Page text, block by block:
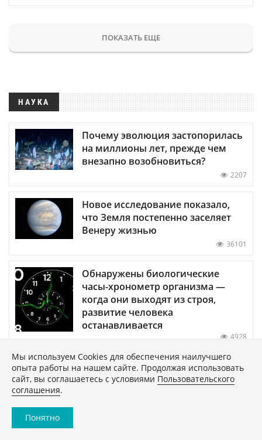
ПОКАЗАТЬ ЕЩЕ
НАУКА
Почему эволюция застопорилась
на миллионы лет, прежде чем
внезапно возобновиться?
2207
Новое исследование показало,
что Земля постепенно заселяет
Венеру жизнью
36101
Обнаружены биологические
часы-хронометр организма —
когда они выходят из строя,
развитие человека
останавливается
4928
ПОКАЗАТЬ ЕЩЕ
Мы используем Сookies для обеспечения наилучшего
опыта работы на нашем сайте. Продолжая использовать
сайт, вы соглашаетесь с условиями Пользовательского
соглашения.
Понятно